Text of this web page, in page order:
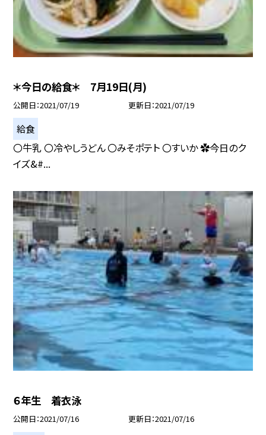
＊今日の給食＊ 7月19日(月)
公開日 2021/07/19 更新日 2021/07/19
給食
〇牛乳 〇冷やしうどん 〇みそポテト 〇すいか ✿今日のク
イズ&#...
６年生 着衣泳
公開日 2021/07/16 更新日 2021/07/16